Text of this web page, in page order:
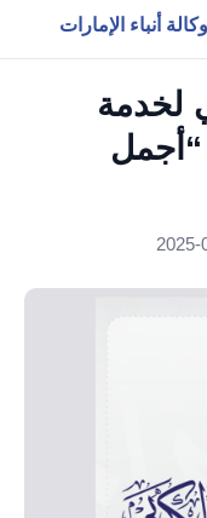
أنباء الإمارات
لخدمة
“أجمل
2025-